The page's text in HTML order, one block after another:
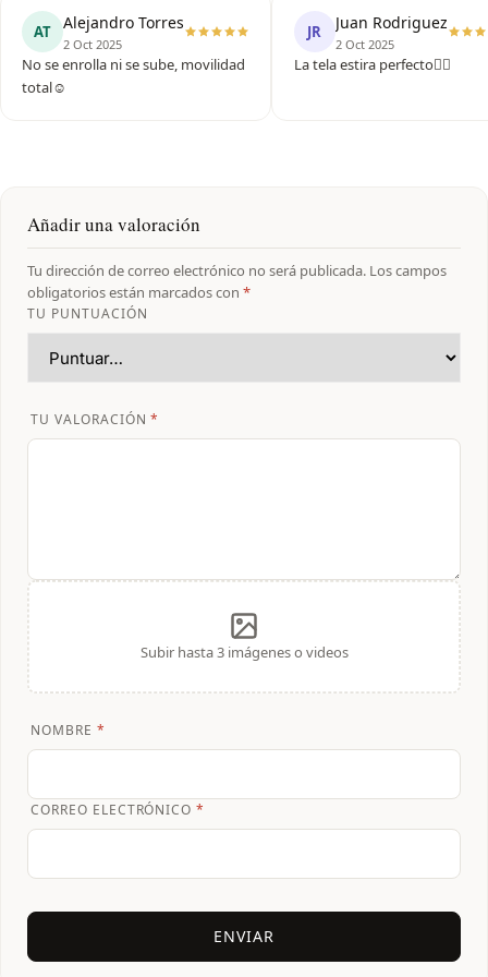
AT Alejandro Torres
2 Oct 2025
No se enrolla ni se sube, movilidad
total☺️
JR Juan Rodriguez
2 Oct 2025
La tela estira perfecto🏋‍♂️
Añadir una valoración
Tu dirección de correo electrónico no será publicada. Los campos
obligatorios están marcados con *
TU PUNTUACIÓN
TU VALORACIÓN*
Subir hasta 3 imágenes o videos
NOMBRE *
CORREO ELECTRÓNICO*